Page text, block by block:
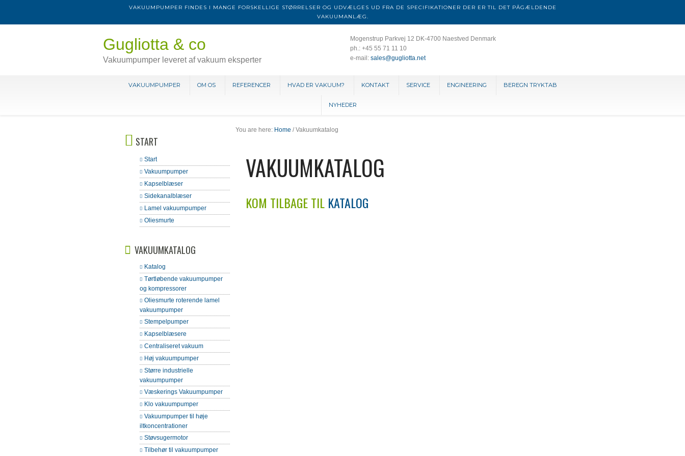
VAKUUMPUMPER FINDES I MANGE FORSKELLIGE STØRRELSER OG UDVÆLGES UD FRA DE SPECIFIKATIONER DER ER TIL DET PÅGÆLDENDE
VAKUUMANLÆG.
Gugliotta & co
Vakuumpumper leveret af vakuum eksperter
Mogenstrup Parkvej 12 DK-4700 Naestved Denmark
ph.: +45 55 71 11 10
e-mail: sales@gugliotta.net
VAKUUMPUMPER OM OS REFERENCER HVAD ER VAKUUM? KONTAKT SERVICE ENGINEERING BEREGN TRYKTAB
NYHEDER
You are here: Home / Vakuumkatalog
VAKUUMKATALOG
KOM TILBAGE TIL KATALOG
START
Start
Vakuumpumper
Kapselblæser
Sidekanalblæser
Lamel vakuumpumper
Oliesmurte
VAKUUMKATALOG
Katalog
Tørtløbende vakuumpumper
og kompressorer
Oliesmurte roterende lamel
vakuumpumper
Stempelpumper
Kapselblæsere
Centraliseret vakuum
Høj vakuumpumper
Større industrielle
vakuumpumper
Væskerings Vakuumpumper
Klo vakuumpumper
Vakuumpumper til høje
iltkoncentrationer
Støvsugermotor
Tilbehør til vakuumpumper